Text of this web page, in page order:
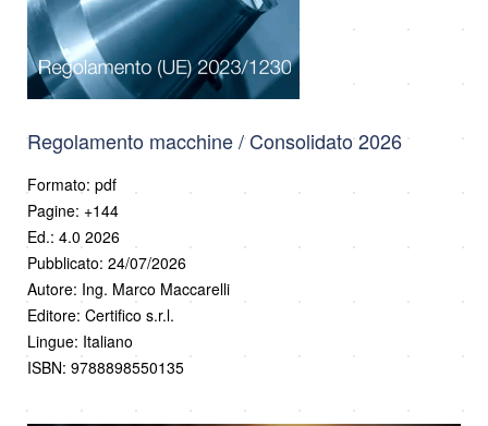
Regolamento macchine / Consolidato 2026
Formato: pdf
Pagine: +144
Ed.: 4.0 2026
Pubblicato: 24/07/2026
Autore: Ing. Marco Maccarelli
Editore: Certifico s.r.l.
Lingue: Italiano
ISBN: 9788898550135